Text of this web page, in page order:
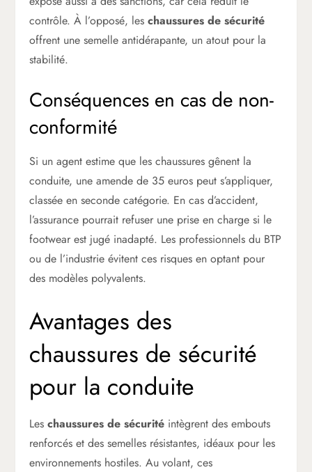
contrôle. À l’opposé, leschaussures de sécurité
offrent une semelle antidérapante, un atout pour la
stabilité.
Conséquences en cas de non-
conformité
Si un agent estime que les chaussures gênent la
conduite, une amende de 35 euros peut s’appliquer,
classée en seconde catégorie. En cas d’accident,
l’assurance pourrait refuser une prise en charge si le
footwear est jugé inadapté. Les professionnels du BTP
ou de l’industrie évitent ces risques en optant pour
des modèles polyvalents.
Avantages des
chaussures de sécurité
pour la conduite
Leschaussures de sécurité intègrent des embouts
renforcés et des semelles résistantes, idéaux pour les
environnements hostiles. Au volant, ces